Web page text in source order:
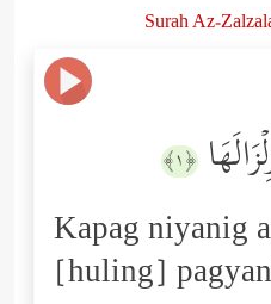
Surah Az-
﴿١﴾
Kapag niyanig
[huling]